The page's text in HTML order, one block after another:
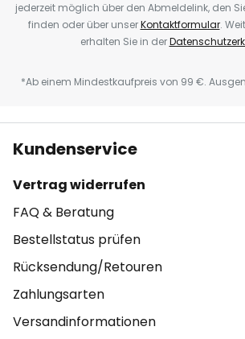
jederzeit möglich über den Abmeldelink, den
finden oder über unserKontaktformular.
erhalten Sie in der
*Ab einem Mindestkaufpreis von 99 €.
Kundenservice
Vertrag widerrufen
FAQ & Beratung
Bestellstatus prüfen
Rücksendung/Retouren
Zahlungsarten
Versandinformationen